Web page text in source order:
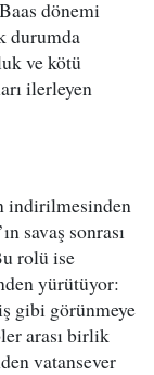
dönemi
durumda
ve kötü
ilerleyen
indirilmesinden
savaş sonrası
rolü ise
yürütüyor:
gibi görünmeye
arası birlik
vatansever